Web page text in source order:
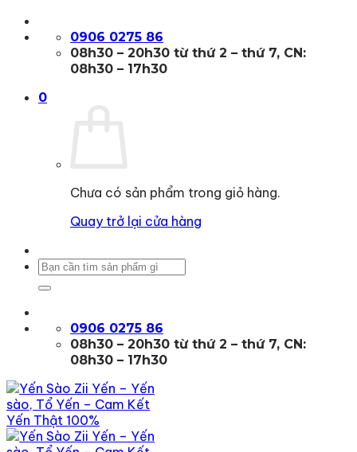
qua
0906 0275 86
08h30 – 20h30 từ thứ 2 – thứ 7, CN:
08h30 – 17h30
0
Chưa có sản phẩm trong giỏ hàng.
Quay trở lại cửa hàng
Tìm
0906 0275 86
08h30 – 20h30 từ thứ 2 – thứ 7, CN:
08h30 – 17h30